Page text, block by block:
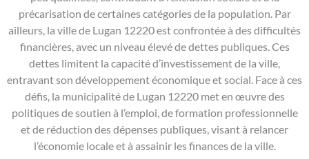
précarisation de certaines catégories de la population. Par
ailleurs, la ville de Lugan 12220 est confrontée à des difficultés
financières, avec un niveau élevé de dettes publiques. Ces
dettes limitent la capacité d’investissement de la ville,
entravant son développement économique et social. Face à ces
défis, la municipalité de Lugan 12220 met en œuvre des
politiques de soutien à l’emploi, de formation professionnelle
et de réduction des dépenses publiques, visant à relancer
l’économie locale et à assainir les finances de la ville.